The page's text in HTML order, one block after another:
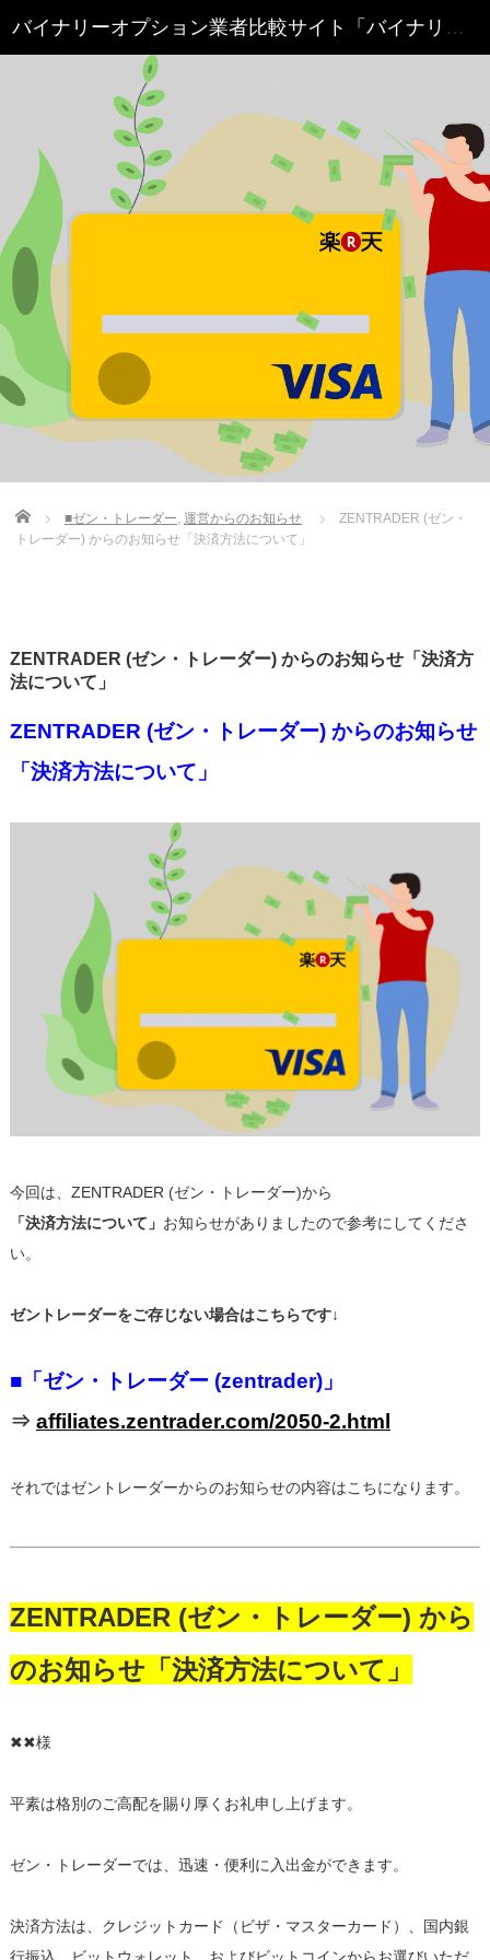
Home ■ゼン・トレーダー, 運営からのお知らせ
ZENTRADER (ゼン・
トレーダー) からのお知らせ「決済方法について」
ZENTRADER (ゼン・トレーダー) からのお知らせ「決済方
法について」
ZENTRADER (ゼン・トレーダー) からのお知らせ
「決済方法について」
今回は、ZENTRADER (ゼン・トレーダー)から
「決済方法について」 お知らせがありましたので参考にしてくださ
い。
ゼントレーダーをご存じない場合はこちらです↓
■「ゼン・トレーダー (zentrader)」
⇒ affiliates.zentrader.com/2050-2.html
それではゼントレーダーからのお知らせの内容はこちになります。
ZENTRADER (ゼン・トレーダー) から
のお知らせ「決済方法について」
✖✖様
平素は格別のご高配を賜り厚くお礼申し上げます。
ゼン・トレーダーでは、迅速・便利に入出金ができます。
決済方法は、クレジットカード（ビザ・マスターカード）、国内銀